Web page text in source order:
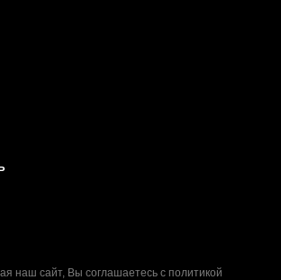
наш сайт, Вы соглашаетесь с политикой